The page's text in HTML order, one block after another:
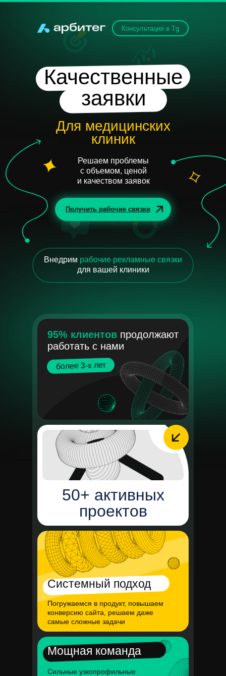
Консультация в Tg
Внедрим рабочие рекламные связки
для вашей клиники
Решаем проблемы
с объемом, ценой
и качеством заявок
Качественные
заявки
Для медицинских
клиник
Получить рабочие связки
50+ активных
проектов
Сильные узкопрофильные
Мощная команда
Погружаемся в продукт, повышаем
конверсию сайта, решаем даже
самые сложные задачи
Системный подход
95% клиентов продолжают
работать с нами
более 3-х лет